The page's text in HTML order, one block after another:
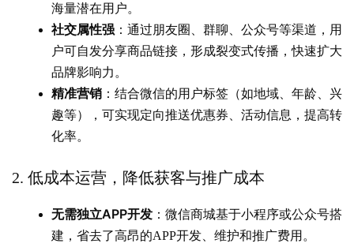
海量潜在用户。
社交属性强 ：通过朋友圈、群聊、公众号等渠道，用
户可自发分享商品链接，形成裂变式传播，快速扩大
品牌影响力。
精准营销 ：结合微信的用户标签（如地域、年龄、兴
趣等），可实现定向推送优惠券、活动信息，提高转
化率。
2. 低成本运营，降低获客与推广成本
无需独立APP开发 ：微信商城基于小程序或公众号搭
建，省去了高昂的APP开发、维护和推广费用。